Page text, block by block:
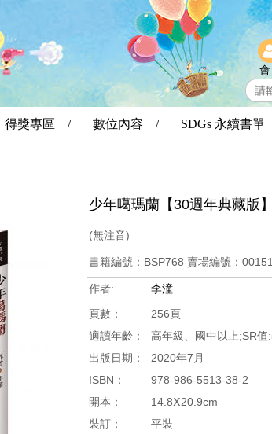
會
得獎專區 / 數位內容 / SDGs 永續書單
少年噶瑪蘭【30週年典藏版】
(無注音)
書籍編號：BSP768 賣場編號：
作者:
李潼
頁數：
256頁
適讀年齡：
高年級、國中以上;SR值
出版日期：
2020年7月
ISBN：
978-986-5513-38-2
開本：
14.8Ⅹ20.9cm
裝訂：
平裝